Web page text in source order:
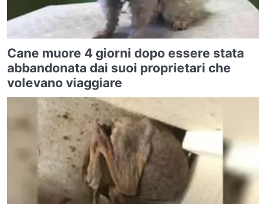
Cane muore 4 giorni dopo essere stata
abbandonata dai suoi proprietari che
volevano viaggiare